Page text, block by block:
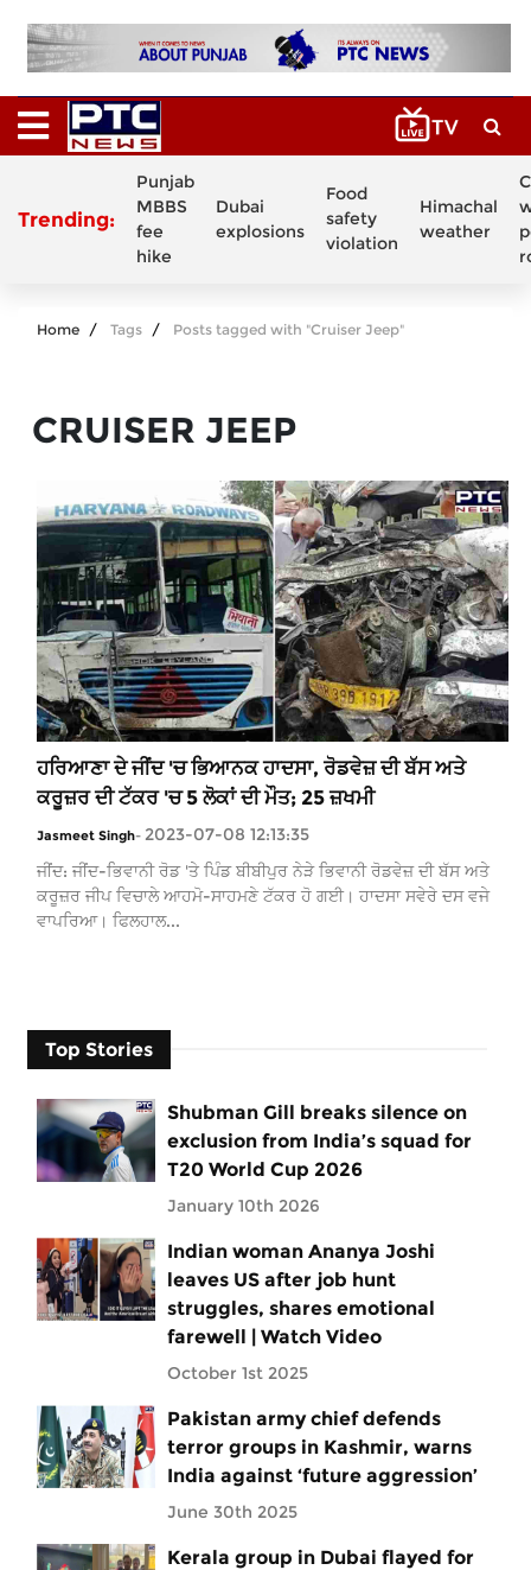
Trending:
Punjab
MBBS
fee
hike
Dubai
explosions
Food
safety
violation
Himachal
weather
Home Tags Posts tagged with "Cruiser Jeep"
CRUISER JEEP
ਹਰਿਆਣਾ ਦੇ ਜੀਂਦ 'ਚ ਭਿਆਨਕ ਹਾਦਸਾ, ਰੋਡਵੇਜ਼ ਦੀ ਬੱਸ ਅਤੇ
ਕਰੂਜ਼ਰ ਦੀ ਟੱਕਰ 'ਚ 5 ਲੋਕਾਂ ਦੀ ਮੌਤ; 25 ਜ਼ਖਮੀ
Jasmeet Singh- 2023-07-08 12:13:35
ਜੀਂਦ: ਜੀਂਦ-ਭਿਵਾਨੀ ਰੋਡ 'ਤੇ ਪਿੰਡ ਬੀਬੀਪੁਰ ਨੇੜੇ ਭਿਵਾਨੀ ਰੋਡਵੇਜ਼ ਦੀ ਬੱਸ ਅਤੇ
ਕਰੂਜ਼ਰ ਜੀਪ ਵਿਚਾਲੇ ਆਹਮੋ-ਸਾਹਮਣੇ ਟੱਕਰ ਹੋ ਗਈ। ਹਾਦਸਾ ਸਵੇਰੇ ਦਸ ਵਜੇ
ਵਾਪਰਿਆ। ਫਿਲਹਾਲ...
Top Stories
Shubman Gill breaks silence on
exclusion from India’s squad for
T20 World Cup 2026
January 10th 2026
Indian woman Ananya Joshi
leaves US after job hunt
struggles, shares emotional
farewell | Watch Video
October 1st 2025
Pakistan army chief defends
terror groups in Kashmir, warns
India against ‘future aggression’
June 30th 2025
Kerala group in Dubai flayed for